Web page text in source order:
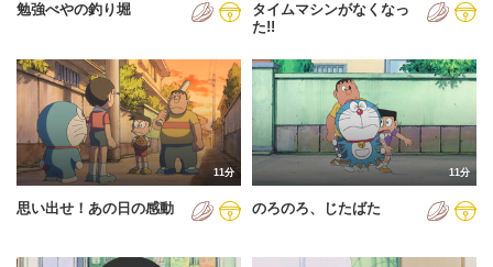
あいうえお順(降順)
動画が長い順
動画が短い順
2008年
2011年
2012年
2013年
2014年
勉強べやの釣り堀
タイムマシンがなくなっ
た!!
11分
思い出せ！あの日の感動
11分
のろのろ、じたばた